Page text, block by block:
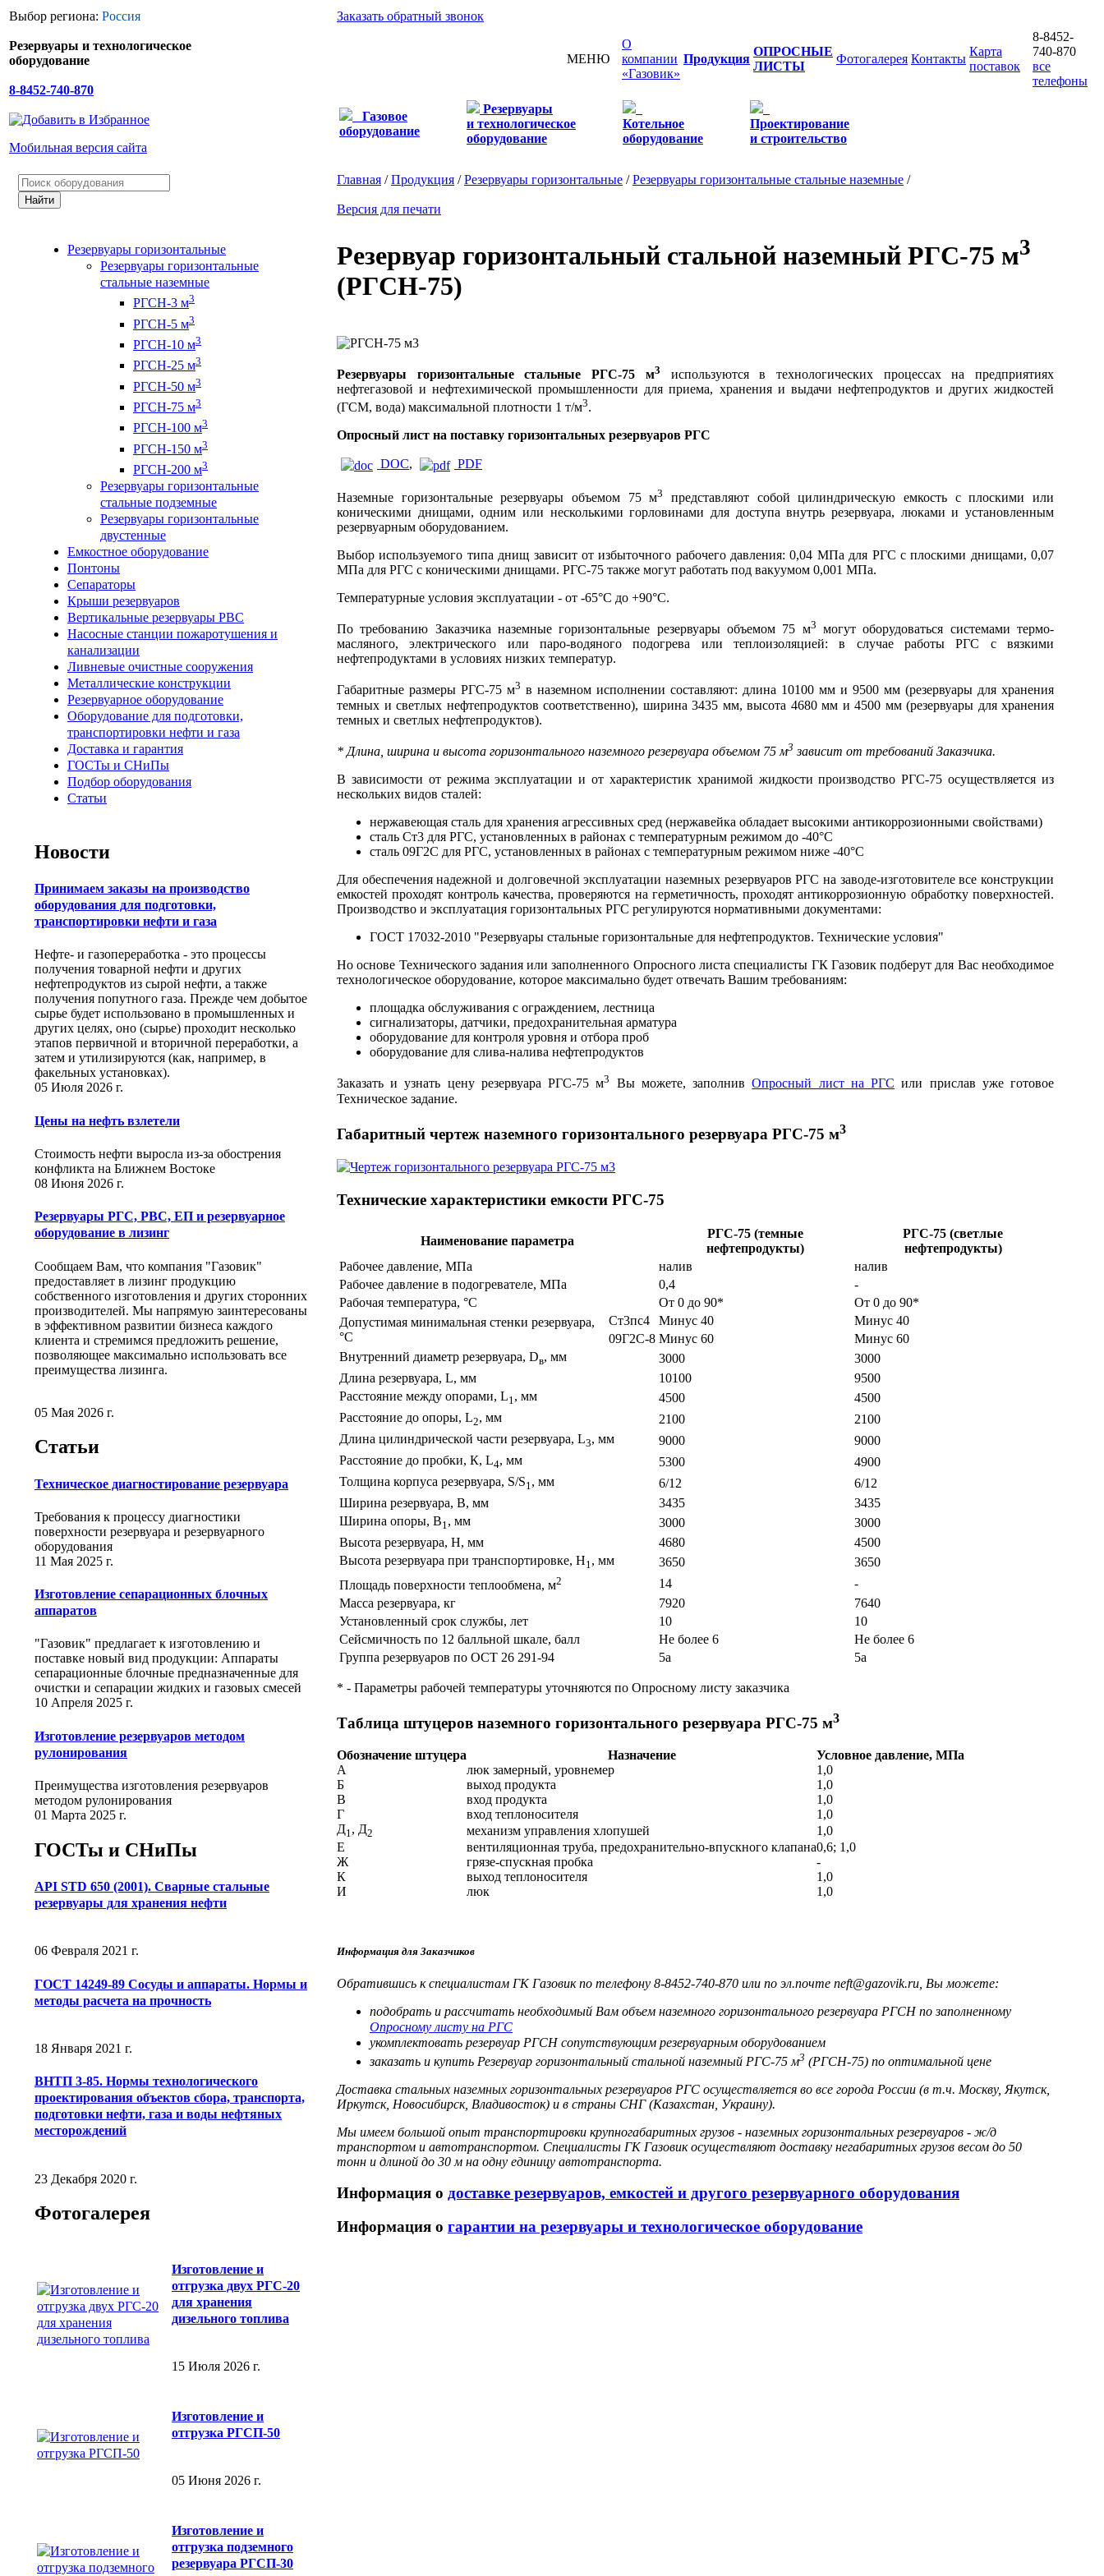
Выбор региона: Россия
Резервуары и технологическое
оборудование
8-8452-740-870
Мобильная версия сайта
Заказать обратный звонок
МЕНЮ
О
компании
«Газовик»
Продукция
ОПРОСНЫЕ
ЛИСТЫ
Фотогалерея Контакты
Карта
поставок
8-8452-
740-870
все
телефоны
Газовое
оборудование
Резервуары
и технологическое
оборудование
Котельное
оборудование
Проектирование
и строительство
Резервуары горизонтальные
Резервуары горизонтальные
стальные наземные
РГСН-3 м3
РГСН-5 м3
РГСН-10 м3
РГСН-25 м3
РГСН-50 м3
РГСН-75 м3
РГСН-100 м3
РГСН-150 м3
РГСН-200 м3
Резервуары горизонтальные
стальные подземные
Резервуары горизонтальные
двустенные
Емкостное оборудование
Понтоны
Сепараторы
Крыши резервуаров
Вертикальные резервуары РВС
Насосные станции пожаротушения и
канализации
Ливневые очистные сооружения
Металлические конструкции
Резервуарное оборудование
Оборудование для подготовки,
транспортировки нефти и газа
Доставка и гарантия
ГОСТы и СНиПы
Подбор оборудования
Статьи
Новости
Принимаем заказы на производство
оборудования для подготовки,
транспортировки нефти и газа
Нефте- и газопереработка - это процессы
получения товарной нефти и других
нефтепродуктов из сырой нефти, а также
получения попутного газа. Прежде чем добытое
сырье будет использовано в промышленных и
других целях, оно (сырье) проходит несколько
этапов первичной и вторичной переработки, а
затем и утилизируются (как, например, в
факельных установках).
05 Июля 2026 г.
Цены на нефть взлетели
Стоимость нефти выросла из-за обострения
конфликта на Ближнем Востоке
08 Июня 2026 г.
Резервуары РГС, РВС, ЕП и резервуарное
оборудование в лизинг
Сообщаем Вам, что компания "Газовик"
предоставляет в лизинг продукцию
собственного изготовления и других сторонних
производителей. Мы напрямую заинтересованы
в эффективном развитии бизнеса каждого
клиента и стремимся предложить решение,
позволяющее максимально использовать все
преимущества лизинга.
05 Мая 2026 г.
Статьи
Техническое диагностирование резервуара
Требования к процессу диагностики
поверхности резервуара и резервуарного
оборудования
11 Мая 2025 г.
Изготовление сепарационных блочных
аппаратов
"Газовик" предлагает к изготовлению и
поставке новый вид продукции: Аппараты
сепарационные блочные предназначенные для
очистки и сепарации жидких и газовых смесей
10 Апреля 2025 г.
Изготовление резервуаров методом
рулонирования
Преимущества изготовления резервуаров
методом рулонирования
01 Марта 2025 г.
ГОСТы и СНиПы
API STD 650 (2001). Сварные стальные
резервуары для хранения нефти
06 Февраля 2021 г.
ГОСТ 14249-89 Сосуды и аппараты. Нормы и
методы расчета на прочность
18 Января 2021 г.
ВНТП 3-85. Нормы технологического
проектирования объектов сбора, транспорта,
подготовки нефти, газа и воды нефтяных
месторождений
23 Декабря 2020 г.
Фотогалерея
Изготовление и
отгрузка двух РГС-20
для хранения
дизельного топлива
15 Июля 2026 г.
Изготовление и
отгрузка РГСП-50
05 Июня 2026 г.
Изготовление и
отгрузка подземного
резервуара РГСП-30
Главная /Продукция /Резервуары горизонтальные /Резервуары горизонтальные стальные наземные /
Версия для печати
Резервуар горизонтальный стальной наземный РГС-75 м3
(РГСН-75)
Резервуары горизонтальные стальные РГС-75 м3
используются в технологических процессах на предприятиях
нефтегазовой и нефтехимической промышленности для приема, хранения и выдачи нефтепродуктов и других жидкостей
(ГСМ, вода) максимальной плотности 1 т/м3.
Опросный лист на поставку горизонтальных резервуаров РГС
DOC, PDF
Наземные горизонтальные резервуары объемом 75 м3
представляют собой цилиндрическую емкость с плоскими или
коническими днищами, одним или несколькими горловинами для доступа внутрь резервуара, люками и установленным
резервуарным оборудованием.
Выбор используемого типа днищ зависит от избыточного рабочего давления: 0,04 МПа для РГС с плоскими днищами, 0,07
МПа для РГС с коническими днищами. РГС-75 также могут работать под вакуумом 0,001 МПа.
Температурные условия эксплуатации - от -65°С до +90°С.
По требованию Заказчика наземные горизонтальные резервуары объемом 75 м3 могут оборудоваться системами термо-
масляного, электрического или паро-водяного подогрева или теплоизоляцией: в случае работы РГС с вязкими
нефтепродуктами в условиях низких температур.
Габаритные размеры РГС-75 м3 в наземном исполнении составляют: длина 10100 мм и 9500 мм (резервуары для хранения
темных и светлых нефтепродуктов соответственно), ширина 3435 мм, высота 4680 мм и 4500 мм (резервуары для хранения
темных и светлых нефтепродуктов).
* Длина, ширина и высота горизонтального наземного резервуара объемом 75 м3 зависит от требований Заказчика.
В зависимости от режима эксплуатации и от характеристик хранимой жидкости производство РГС-75 осуществляется из
нескольких видов сталей:
нержавеющая сталь для хранения агрессивных сред (нержавейка обладает высокими антикоррозионными свойствами)
сталь Ст3 для РГС, установленных в районах с температурным режимом до -40°С
сталь 09Г2С для РГС, установленных в районах с температурным режимом ниже -40°С
Для обеспечения надежной и долговечной эксплуатации наземных резервуаров РГС на заводе-изготовителе все конструкции
емкостей проходят контроль качества, проверяются на герметичность, проходят антикоррозионную обработку поверхностей.
Производство и эксплуатация горизонтальных РГС регулируются нормативными документами:
ГОСТ 17032-2010 "Резервуары стальные горизонтальные для нефтепродуктов. Технические условия"
Но основе Технического задания или заполненного Опросного листа специалисты ГК Газовик подберут для Вас необходимое
технологическое оборудование, которое максимально будет отвечать Вашим требованиям:
площадка обслуживания с ограждением, лестница
сигнализаторы, датчики, предохранительная арматура
оборудование для контроля уровня и отбора проб
оборудование для слива-налива нефтепродуктов
Заказать и узнать цену резервуара РГС-75 м3 Вы можете, заполнивОпросный лист на РГС или прислав уже готовое
Техническое задание.
Габаритный чертеж наземного горизонтального резервуара РГС-75 м3
Технические характеристики емкости РГС-75
Наименование параметра
РГС-75 (темные
нефтепродукты)
РГС-75 (светлые
нефтепродукты)
Рабочее давление, МПа
налив
налив
Рабочее давление в подогревателе, МПа
0,4
-
Рабочая температура, °С
От 0 до 90*
От 0 до 90*
Допустимая минимальная стенки резервуара,
°С
Ст3пс4 Минус 40
Минус 40
09Г2С-8 Минус 60
Минус 60
Внутренний диаметр резервуара, Dв, мм 3000
3000
Длина резервуара, L, мм
10100
9500
Расстояние между опорами, L1, мм 4500
4500
Расстояние до опоры, L2, мм 2100
2100
Длина цилиндрической части резервуара, L3, мм 9000
9000
Расстояние до пробки, К, L4, мм 5300
4900
Толщина корпуса резервуара, S/S1, мм 6/12
6/12
Ширина резервуара, В, мм
3435
3435
Ширина опоры, В1, мм 3000
3000
Высота резервуара, Н, мм
4680
4500
Высота резервуара при транспортировке, Н1, мм 3650
3650
Площадь поверхности теплообмена, м2 14
-
Масса резервуара, кг
7920
7640
Установленный срок службы, лет
10
10
Сейсмичность по 12 балльной шкале, балл
Не более 6
Не более 6
Группа резервуаров по ОСТ 26 291-94
5а 5а
* - Параметры рабочей температуры уточняются по Опросному листу заказчика
Таблица штуцеров наземного горизонтального резервуара РГС-75 м3
Обозначение штуцера Назначение
Условное давление, МПа
А
люк замерный, уровнемер
1,0
Б
выход продукта
1,0
В
вход продукта
1,0
Г
вход теплоносителя
1,0
Д1, Д2 механизм управления хлопушей
1,0
Е
вентиляционная труба, предохранительно-впускного клапана0,6; 1,0
Ж
грязе-спускная пробка
-
К
выход теплоносителя
1,0
И
люк 1,0
Информация для Заказчиков
Обратившись к специалистам ГК Газовик по телефону 8-8452-740-870 или по эл.почте neft@gazovik.ru, Вы можете:
подобрать и рассчитать необходимый Вам объем наземного горизонтального резервуара РГСН по заполненному
Опросному листу на РГС
укомплектовать резервуар РГСН сопутствующим резервуарным оборудованием
заказать и купить Резервуар горизонтальный стальной наземный РГС-75 м3 (РГСН-75) по оптимальной цене
Доставка стальных наземных горизонтальных резервуаров РГС осуществляется во все города России (в т.ч. Москву, Якутск,
Иркутск, Новосибирск, Владивосток) и в страны СНГ (Казахстан, Украину).
Мы имеем большой опыт транспортировки крупногабаритных грузов - наземных горизонтальных резервуаров - ж/д
транспортом и автотранспортом. Специалисты ГК Газовик осуществляют доставку негабаритных грузов весом до 50
тонн и длиной до 30 м на одну единицу автотранспорта.
Информация о доставке резервуаров, емкостей и другого резервуарного оборудования
Информация о гарантии на резервуары и технологическое оборудование